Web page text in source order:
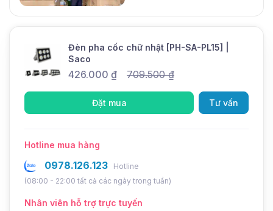
Đèn pha cốc chữ nhật [PH-SA-PL15] |
Saco
426.000 ₫ 709.500₫
Đặt mua Tư vấn
Hotline mua hàng
0978.126.123
Hotline
(08:00 - 22:00 tất cả các ngày trong tuần)
Nhân viên hỗ trợ trực tuyến